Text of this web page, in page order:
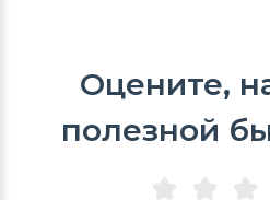
Оцените,
полезной